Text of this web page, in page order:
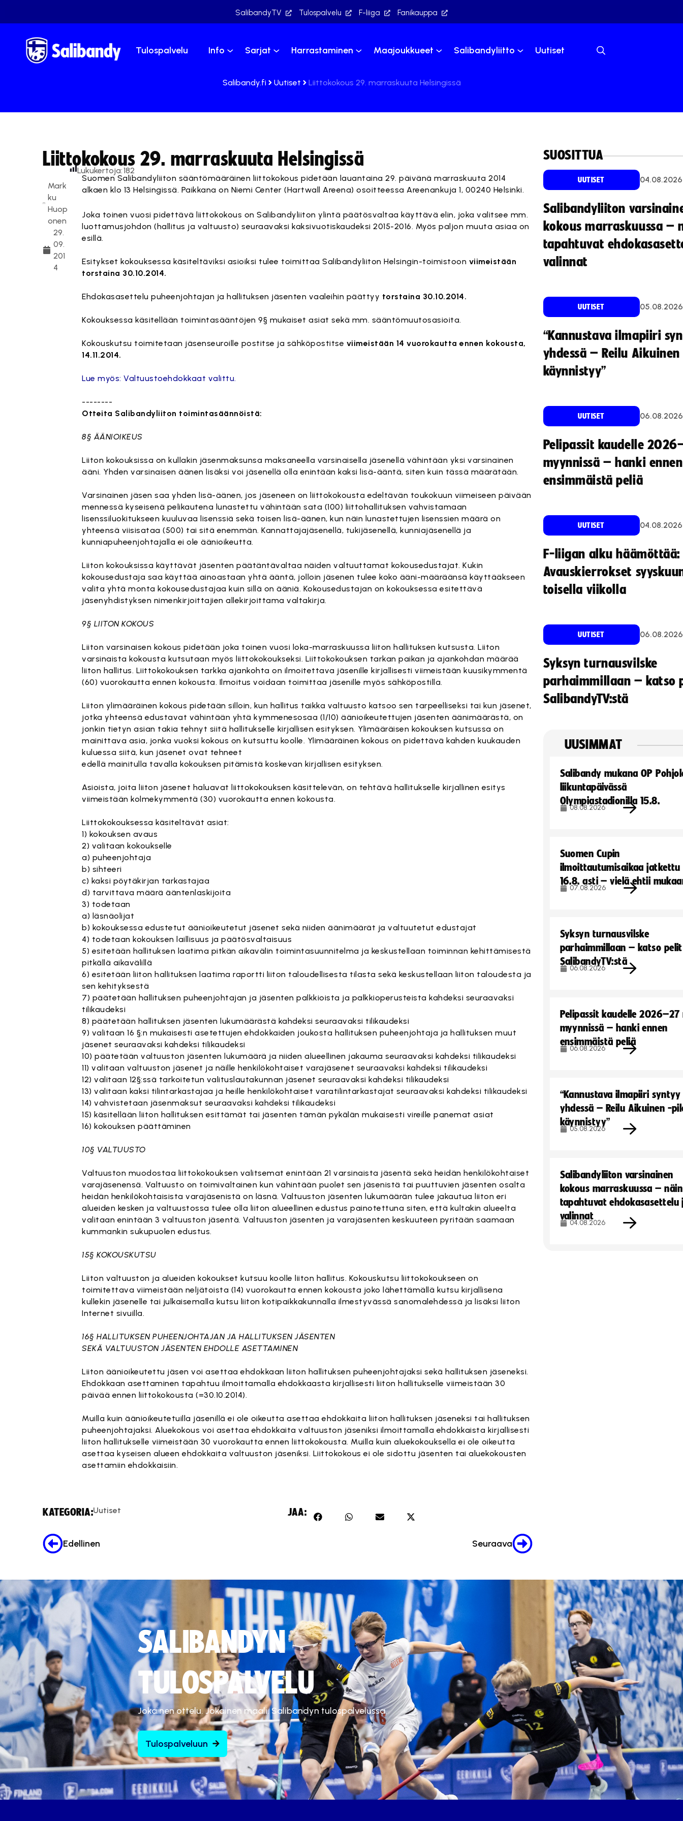
SalibandyTV Tulospalvelu F-liiga Fanikauppa
Tulospalvelu Info Sarjat Harrastaminen Maajoukkueet Salibandyliitto Uutiset
Salibandy.fi Uutiset Liittokokous 29. marraskuuta Helsingissä
Liittokokous 29. marraskuuta Helsingissä
Mark
ku
Huop
onen
29.
09.
201
4
Lukukertoja:182
Suomen Salibandyliiton sääntömääräinen liittokokous pidetään lauantaina 29. päivänä marraskuuta 2014
alkaen klo 13 Helsingissä. Paikkana on Niemi Center (Hartwall Areena) osoitteessa Areenankuja 1, 00240 Helsinki.
Joka toinen vuosi pidettävä liittokokous on Salibandyliiton ylintä päätösvaltaa käyttävä elin, joka valitsee mm.
luottamusjohdon (hallitus ja valtuusto) seuraavaksi kaksivuotiskaudeksi 2015-2016. Myös paljon muuta asiaa on
esillä.
Esitykset kokouksessa käsiteltäviksi asioiksi tulee toimittaa Salibandyliiton Helsingin-toimistoon viimeistään
torstaina 30.10.2014.
Ehdokasasettelu puheenjohtajan ja hallituksen jäsenten vaaleihin päättyy torstaina 30.10.2014.
Kokouksessa käsitellään toimintasääntöjen 9§ mukaiset asiat sekä mm. sääntömuutosasioita.
Kokouskutsu toimitetaan jäsenseuroille postitse ja sähköpostitse viimeistään 14 vuorokautta ennen kokousta,
14.11.2014.
Lue myös: Valtuustoehdokkaat valittu.
--------
Otteita Salibandyliiton toimintasäännöistä:
8§ ÄÄNIOIKEUS
Liiton kokouksissa on kullakin jäsenmaksunsa maksaneella varsinaisella jäsenellä vähintään yksi varsinainen
ääni. Yhden varsinaisen äänen lisäksi voi jäsenellä olla enintään kaksi lisä-ääntä, siten kuin tässä määrätään.
Varsinainen jäsen saa yhden lisä-äänen, jos jäseneen on liittokokousta edeltävän toukokuun viimeiseen päivään
mennessä kyseisenä pelikautena lunastettu vähintään sata (100) liittohallituksen vahvistamaan
lisenssiluokitukseen kuuluvaa lisenssiä sekä toisen lisä-äänen, kun näin lunastettujen lisenssien määrä on
yhteensä viisisataa (500) tai sitä enemmän. Kannattajajäsenellä, tukijäsenellä, kunniajäsenellä ja
kunniapuheenjohtajalla ei ole äänioikeutta.
Liiton kokouksissa käyttävät jäsenten päätäntävaltaa näiden valtuuttamat kokousedustajat. Kukin
kokousedustaja saa käyttää ainoastaan yhtä ääntä, jolloin jäsenen tulee koko ääni-määräänsä käyttääkseen
valita yhtä monta kokousedustajaa kuin sillä on ääniä. Kokousedustajan on kokouksessa esitettävä
jäsenyhdistyksen nimenkirjoittajien allekirjoittama valtakirja.
9§ LIITON KOKOUS
Liiton varsinaisen kokous pidetään joka toinen vuosi loka-marraskuussa liiton hallituksen kutsusta. Liiton
varsinaista kokousta kutsutaan myös liittokokoukseksi. Liittokokouksen tarkan paikan ja ajankohdan määrää
liiton hallitus. Liittokokouksen tarkka ajankohta on ilmoitettava jäsenille kirjallisesti viimeistään kuusikymmentä
(60) vuorokautta ennen kokousta. Ilmoitus voidaan toimittaa jäsenille myös sähköpostilla.
Liiton ylimääräinen kokous pidetään silloin, kun hallitus taikka valtuusto katsoo sen tarpeelliseksi tai kun jäsenet,
jotka yhteensä edustavat vähintään yhtä kymmenesosaa (1/10) äänioikeutettujen jäsenten äänimäärästä, on
jonkin tietyn asian takia tehnyt siitä hallitukselle kirjallisen esityksen. Ylimääräisen kokouksen kutsussa on
mainittava asia, jonka vuoksi kokous on kutsuttu koolle. Ylimääräinen kokous on pidettävä kahden kuukauden
kuluessa siitä, kun jäsenet ovat tehneet
edellä mainitulla tavalla kokouksen pitämistä koskevan kirjallisen esityksen.
Asioista, joita liiton jäsenet haluavat liittokokouksen käsittelevän, on tehtävä hallitukselle kirjallinen esitys
viimeistään kolmekymmentä (30) vuorokautta ennen kokousta.
Liittokokouksessa käsiteltävät asiat:
1) kokouksen avaus
2) valitaan kokoukselle
a) puheenjohtaja
b) sihteeri
c) kaksi pöytäkirjan tarkastajaa
d) tarvittava määrä ääntenlaskijoita
3) todetaan
a) läsnäolijat
b) kokouksessa edustetut äänioikeutetut jäsenet sekä niiden äänimäärät ja valtuutetut edustajat
4) todetaan kokouksen laillisuus ja päätösvaltaisuus
5) esitetään hallituksen laatima pitkän aikavälin toimintasuunnitelma ja keskustellaan toiminnan kehittämisestä
pitkällä aikavälillä
6) esitetään liiton hallituksen laatima raportti liiton taloudellisesta tilasta sekä keskustellaan liiton taloudesta ja
sen kehityksestä
7) päätetään hallituksen puheenjohtajan ja jäsenten palkkioista ja palkkioperusteista kahdeksi seuraavaksi
tilikaudeksi
8) päätetään hallituksen jäsenten lukumäärästä kahdeksi seuraavaksi tilikaudeksi
9) valitaan 16 §:n mukaisesti asetettujen ehdokkaiden joukosta hallituksen puheenjohtaja ja hallituksen muut
jäsenet seuraavaksi kahdeksi tilikaudeksi
10) päätetään valtuuston jäsenten lukumäärä ja niiden alueellinen jakauma seuraavaksi kahdeksi tilikaudeksi
11) valitaan valtuuston jäsenet ja näille henkilökohtaiset varajäsenet seuraavaksi kahdeksi tilikaudeksi
12) valitaan 12§:ssä tarkoitetun valituslautakunnan jäsenet seuraavaksi kahdeksi tilikaudeksi
13) valitaan kaksi tilintarkastajaa ja heille henkilökohtaiset varatilintarkastajat seuraavaksi kahdeksi tilikaudeksi
14) vahvistetaan jäsenmaksut seuraavaksi kahdeksi tilikaudeksi
15) käsitellään liiton hallituksen esittämät tai jäsenten tämän pykälän mukaisesti vireille panemat asiat
16) kokouksen päättäminen
10§ VALTUUSTO
Valtuuston muodostaa liittokokouksen valitsemat enintään 21 varsinaista jäsentä sekä heidän henkilökohtaiset
varajäsenensä. Valtuusto on toimivaltainen kun vähintään puolet sen jäsenistä tai puuttuvien jäsenten osalta
heidän henkilökohtaisista varajäsenistä on läsnä. Valtuuston jäsenten lukumäärän tulee jakautua liiton eri
alueiden kesken ja valtuustossa tulee olla liiton alueellinen edustus painotettuna siten, että kultakin alueelta
valitaan enintään 3 valtuuston jäsentä. Valtuuston jäsenten ja varajäsenten keskuuteen pyritään saamaan
kummankin sukupuolen edustus.
15§ KOKOUSKUTSU
Liiton valtuuston ja alueiden kokoukset kutsuu koolle liiton hallitus. Kokouskutsu liittokokoukseen on
toimitettava viimeistään neljätoista (14) vuorokautta ennen kokousta joko lähettämällä kutsu kirjallisena
kullekin jäsenelle tai julkaisemalla kutsu liiton kotipaikkakunnalla ilmestyvässä sanomalehdessä ja lisäksi liiton
Internet sivuilla.
16§ HALLITUKSEN PUHEENJOHTAJAN JA HALLITUKSEN JÄSENTEN
SEKÄ VALTUUSTON JÄSENTEN EHDOLLE ASETTAMINEN
Liiton äänioikeutettu jäsen voi asettaa ehdokkaan liiton hallituksen puheenjohtajaksi sekä hallituksen jäseneksi.
Ehdokkaan asettaminen tapahtuu ilmoittamalla ehdokkaasta kirjallisesti liiton hallitukselle viimeistään 30
päivää ennen liittokokousta (=30.10.2014).
Muilla kuin äänioikeutetuilla jäsenillä ei ole oikeutta asettaa ehdokkaita liiton hallituksen jäseneksi tai hallituksen
puheenjohtajaksi. Aluekokous voi asettaa ehdokkaita valtuuston jäseniksi ilmoittamalla ehdokkaista kirjallisesti
liiton hallitukselle viimeistään 30 vuorokautta ennen liittokokousta. Muilla kuin aluekokouksella ei ole oikeutta
asettaa kyseisen alueen ehdokkaita valtuuston jäseniksi. Liittokokous ei ole sidottu jäsenten tai aluekokousten
asettamiin ehdokkaisiin.
KATEGORIA:Uutiset JAA:
Edellinen Seuraava
SUOSITTUA
UUTISET 04.08.2026
Salibandyliiton
kokous marraskuussa –
tapahtuvat
valinnat
UUTISET 05.08.2026
“Kannustava ilmapiiri
yhdessä – Reilu
käynnistyy”
UUTISET 06.08.2026
Pelipassit kaudelle
myynnissä – hanki ennen
ensimmäistä peliä
UUTISET 04.08.2026
F-liigan alku häämöttää:
Avauskierrokset
toisella viikolla
UUTISET 06.08.2026
Syksyn turnausvilske
parhaimmillaan – katso
SalibandyTV:stä
UUSIMMAT
Salibandy mukana OP
liikuntapäivässä
Olympiastadionilla 15.8.
08.08.2026
Suomen Cupin
ilmoittautumisaikaa jatkettu
16.8. asti – vielä ehtii
07.08.2026
Syksyn turnausvilske
parhaimmillaan – katso pelit
SalibandyTV:stä
06.08.2026
Pelipassit kaudelle
myynnissä – hanki ennen
ensimmäistä peliä
06.08.2026
“Kannustava ilmapiiri syntyy
yhdessä – Reilu Aikuinen -
käynnistyy”
05.08.2026
Salibandyliiton varsinainen
kokous marraskuussa – näin
tapahtuvat ehdokasasettelu
valinnat
04.08.2026
SALIBANDYN
TULOSPALVELU
Jokainen ottelu. Jokainen maali. Salibandyn tulospalvelussa.
Tulospalveluun